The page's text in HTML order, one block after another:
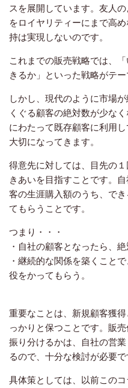
スを展開しています。友人
をロイヤリティーにまで高
持は実現しないのです。
これまでの販売戦略では、
きるか」といった戦略がテー
しかし、現代のように市場
くぐる顧客の絶対数が少な
にわたって既存顧客に利用
大切になってきます。
得意先に対しては、目先の
きあいを目指すことです。
客の生涯購入額のうち、で
てもらうことです。
つまり・・・
・自社の顧客となったら、絶
・継続的な関係を築くこと
役をかってもらう。
重要なことは、新規顧客獲
っかりと保つことです。販
振り分けるかは、自社の営
るので、十分な検討が必要で
具体策としては、以前この